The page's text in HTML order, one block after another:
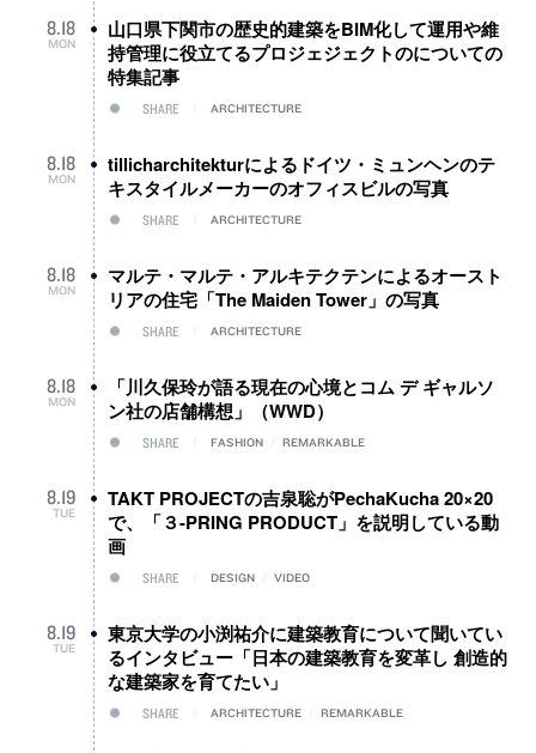
8.18
MON
山口県下関市の歴史的建築をBIM化して運用や維
持管理に役立てるプロジェジェクトのについての
特集記事
SHARE ARCHITECTURE
8.18
MON
tillicharchitekturによるドイツ・ミュンヘンのテ
キスタイルメーカーのオフィスビルの写真
SHARE ARCHITECTURE
8.18
MON
マルテ・マルテ・アルキテクテンによるオースト
リアの住宅「The Maiden Tower」の写真
SHARE ARCHITECTURE
8.18
MON
「川久保玲が語る現在の心境とコム デ ギャルソ
ン社の店舗構想」（WWD）
SHARE FASHION REMARKABLE
8.19
TUE
TAKT PROJECTの吉泉聡がPechaKucha 20×20
で、「３-PRING PRODUCT」を説明している動
画
SHARE DESIGN VIDEO
8.19
TUE
東京大学の小渕祐介に建築教育について聞いてい
るインタビュー「日本の建築教育を変革し 創造的
な建築家を育てたい」
SHARE ARCHITECTURE REMARKABLE